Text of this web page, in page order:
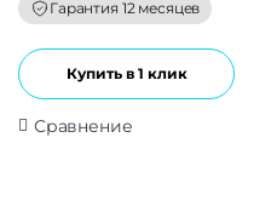
5
Гарантия 12 месяцев
Купить в 1 клик
Сравнение